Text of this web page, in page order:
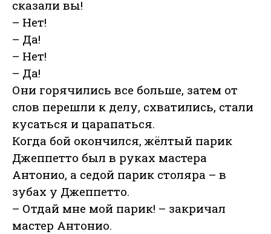
сказали вы!
– Нет!
– Да!
– Нет!
– Да!
Они горячились все больше, затем от
слов перешли к делу, схватились, стали
кусаться и царапаться.
Когда бой окончился, жёлтый парик
Джеппетто был в руках мастера
Антонио, а седой парик столяра – в
зубах у Джеппетто.
– Отдай мне мой парик! – закричал
мастер Антонио.